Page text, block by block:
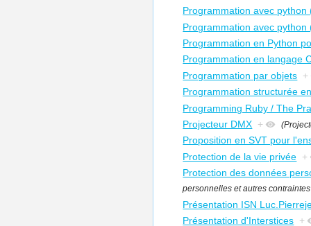
Programmation avec python
Programmation avec python
Programmation en Python
Programmation en langage
Programmation par objets +
Programmation structurée
Programming Ruby / The
Projecteur DMX +
Proposition en SVT pour
Protection de la vie privée +
Protection des données
personnelles et autres
Présentation ISN
Présentation d'Interstices +